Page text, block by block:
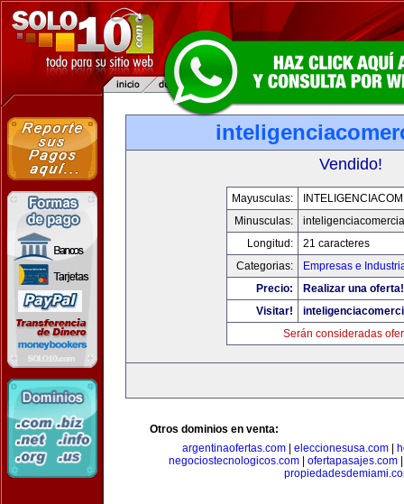
Vendido!
Mayusculas:
Minusculas:
Longitud:
21 caracteres
Categorias:
Empresas e
Precio:
Realizar una oferta!
Visitar!
Serán consideradas
Otros dominios en venta:
argentinaofertas.com| eleccionesusa.com|
negociostecnologicos.com
ofertapasajes.com